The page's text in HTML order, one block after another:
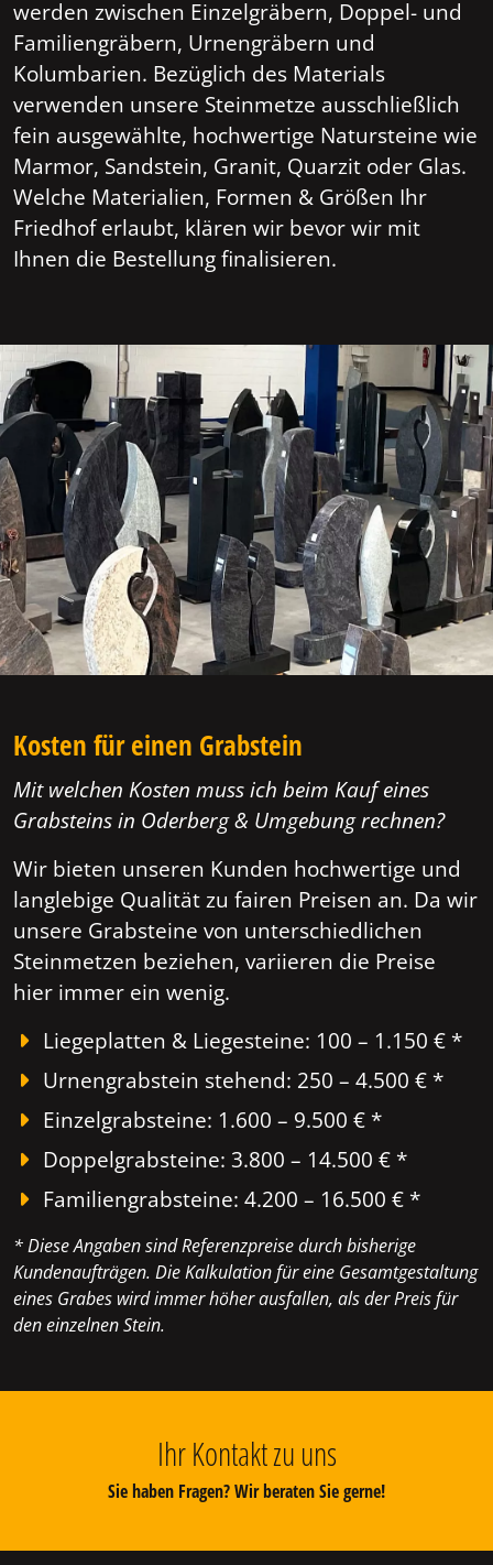
werden zwischen Einzelgräbern, Doppel- und
Familiengräbern, Urnengräbern und
Kolumbarien. Bezüglich des Materials
verwenden unsere Steinmetze ausschließlich
fein ausgewählte, hochwertige Natursteine wie
Marmor, Sandstein, Granit, Quarzit oder Glas.
Welche Materialien, Formen & Größen Ihr
Friedhof erlaubt, klären wir bevor wir mit
Ihnen die Bestellung finalisieren.
Kosten für einen Grabstein
Mit welchen Kosten muss ich beim Kauf eines
Grabsteins in Oderberg & Umgebung rechnen?
Wir bieten unseren Kunden hochwertige und
langlebige Qualität zu fairen Preisen an. Da wir
unsere Grabsteine von unterschiedlichen
Steinmetzen beziehen, variieren die Preise
hier immer ein wenig.
Liegeplatten & Liegesteine: 100 – 1.150 € *
Urnengrabstein stehend: 250 – 4.500 € *
Einzelgrabsteine: 1.600 – 9.500 € *
Doppelgrabsteine: 3.800 – 14.500 € *
Familiengrabsteine: 4.200 – 16.500 € *
* Diese Angaben sind Referenzpreise durch bisherige
Kundenaufträgen. Die Kalkulation für eine Gesamtgestaltung
eines Grabes wird immer höher ausfallen, als der Preis für
den einzelnen Stein.
Ihr Kontakt zu uns
Sie haben Fragen? Wir beraten Sie gerne!